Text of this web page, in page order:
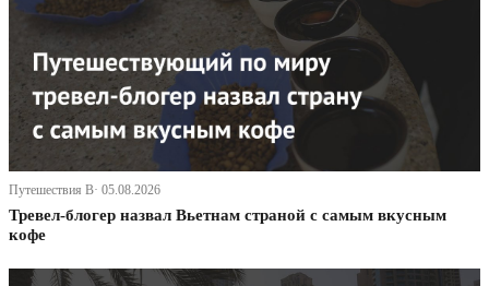
Путешествия В· 05.08.2026
Тревел-блогер назвал Вьетнам страной с самым вкусным
кофе